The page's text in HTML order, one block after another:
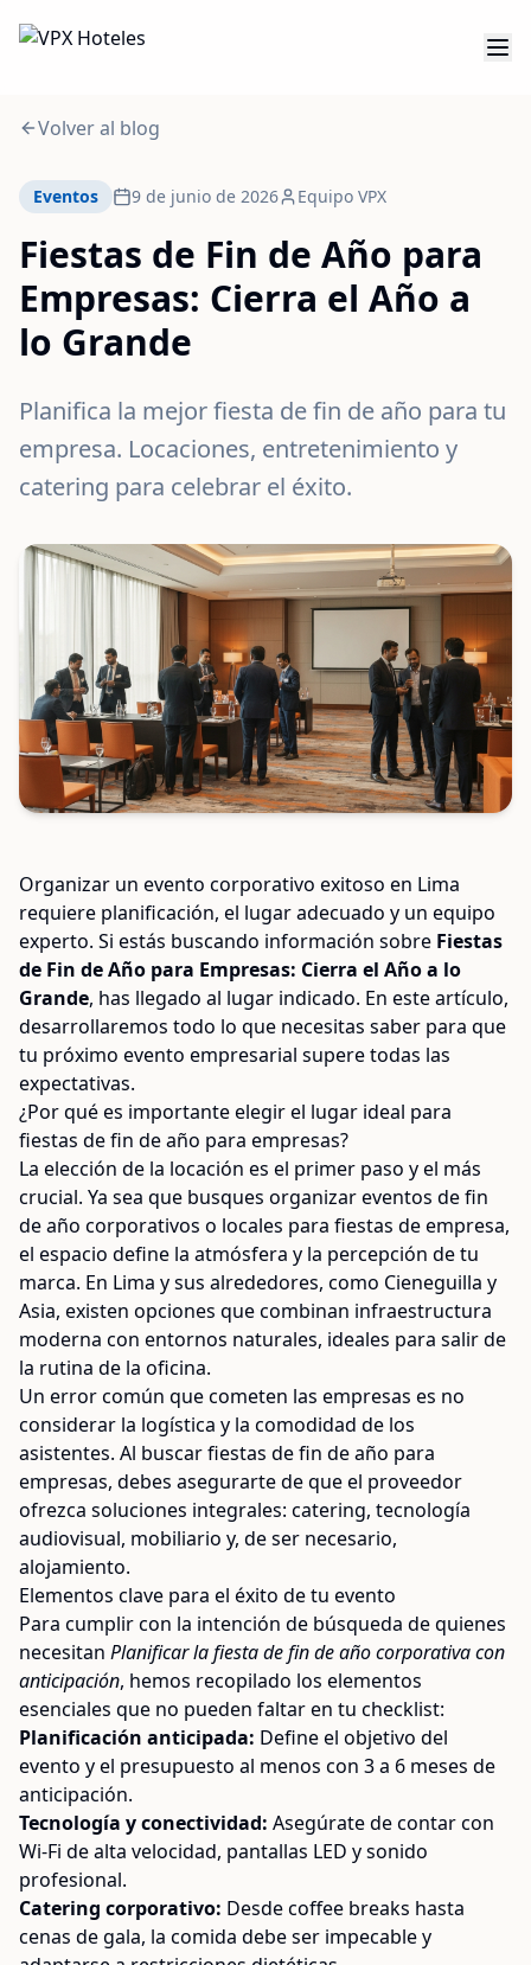
Volver al blog
Eventos 9 de junio de 2026 Equipo VPX
Fiestas de Fin de Año para
Empresas: Cierra el Año a
lo Grande
Planifica la mejor fiesta de fin de año para tu
empresa. Locaciones, entretenimiento y
catering para celebrar el éxito.
Organizar un evento corporativo exitoso en Lima
requiere planificación, el lugar adecuado y un equipo
experto. Si estás buscando información sobre Fiestas
de Fin de Año para Empresas: Cierra el Año a lo
Grande, has llegado al lugar indicado. En este artículo,
desarrollaremos todo lo que necesitas saber para que
tu próximo evento empresarial supere todas las
expectativas.
¿Por qué es importante elegir el lugar ideal para
fiestas de fin de año para empresas?
La elección de la locación es el primer paso y el más
crucial. Ya sea que busques organizar eventos de fin
de año corporativos o locales para fiestas de empresa,
el espacio define la atmósfera y la percepción de tu
marca. En Lima y sus alrededores, como Cieneguilla y
Asia, existen opciones que combinan infraestructura
moderna con entornos naturales, ideales para salir de
la rutina de la oficina.
Un error común que cometen las empresas es no
considerar la logística y la comodidad de los
asistentes. Al buscar fiestas de fin de año para
empresas, debes asegurarte de que el proveedor
ofrezca soluciones integrales: catering, tecnología
audiovisual, mobiliario y, de ser necesario,
alojamiento.
Elementos clave para el éxito de tu evento
Para cumplir con la intención de búsqueda de quienes
necesitan Planificar la fiesta de fin de año corporativa con
anticipación, hemos recopilado los elementos
esenciales que no pueden faltar en tu checklist:
Planificación anticipada: Define el objetivo del
evento y el presupuesto al menos con 3 a 6 meses de
anticipación.
Tecnología y conectividad: Asegúrate de contar con
Wi-Fi de alta velocidad, pantallas LED y sonido
profesional.
Catering corporativo: Desde coffee breaks hasta
cenas de gala, la comida debe ser impecable y